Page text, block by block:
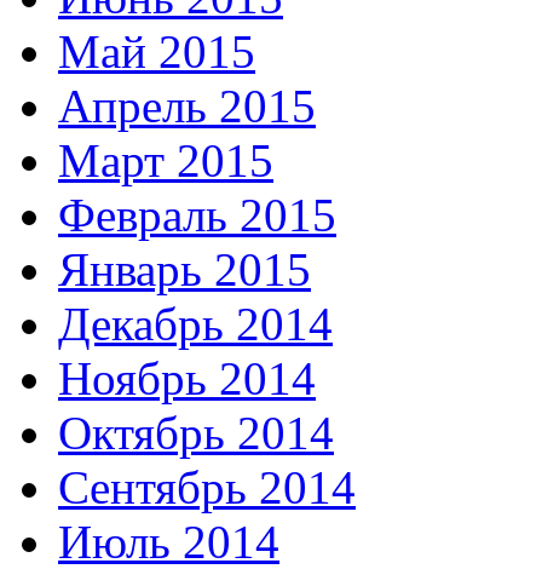
Май 2015
Апрель 2015
Март 2015
Февраль 2015
Январь 2015
Декабрь 2014
Ноябрь 2014
Октябрь 2014
Сентябрь 2014
Июль 2014